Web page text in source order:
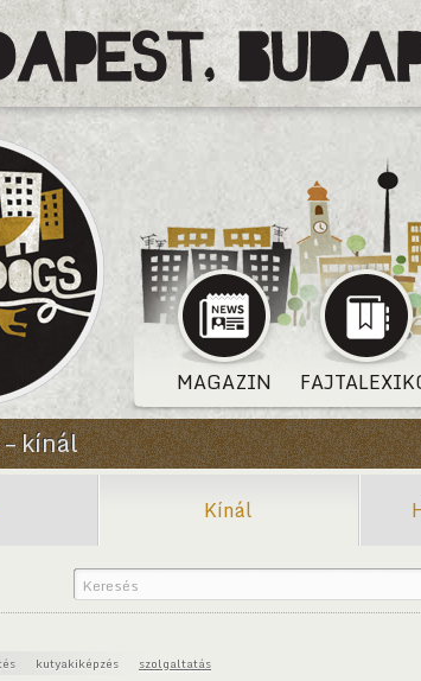
MAGAZIN
kínál
Kínál
kutyakiképzés szolgaltatás